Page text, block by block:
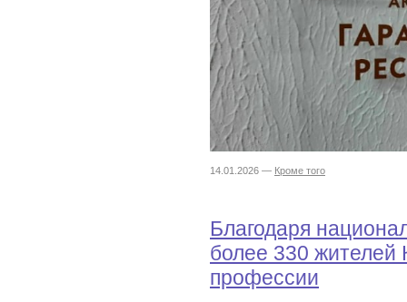
14.01.2026 — Кроме того
Благодаря
более 330
профессии